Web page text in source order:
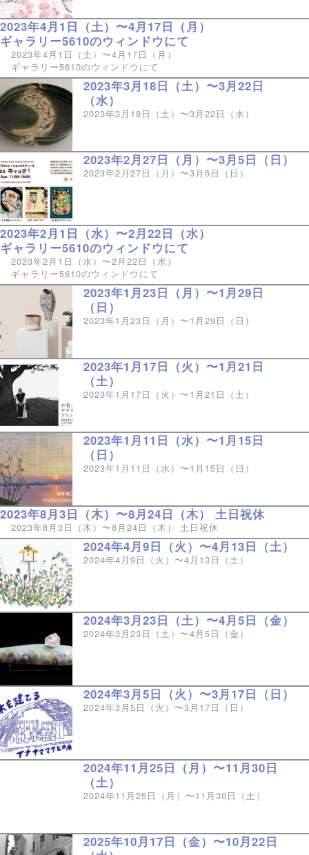
2023年4月1日（土）〜4月17日（月）
ギャラリー5610のウィンドウにて
2023年4月1日（土）〜4月17日（月）
ギャラリー5610のウィンドウにて
2023年3月18日（土）〜3月22日
（水）
2023年3月18日（土）〜3月22日（水）
2023年2月27日（月）〜3月5日（日）
2023年2月27日（月）〜3月5日（日）
2023年2月1日（水）〜2月22日（水）
ギャラリー5610のウィンドウにて
2023年2月1日（水）〜2月22日（水）
ギャラリー5610のウィンドウにて
2023年1月23日（月）〜1月29日
（日）
2023年1月23日（月）〜1月29日（日）
2023年1月17日（火）〜1月21日
（土）
2023年1月17日（火）〜1月21日（土）
2023年1月11日（水）〜1月15日
（日）
2023年1月11日（水）〜1月15日（日）
2023年8月3日（木）〜8月24日（木） 土日祝休
2023年8月3日（木）〜8月24日（木） 土日祝休
2024年4月9日（火）〜4月13日（土）
2024年4月9日（火）〜4月13日（土）
2024年3月23日（土）〜4月5日（金）
2024年3月23日（土）〜4月5日（金）
2024年3月5日（火）〜3月17日（日）
2024年3月5日（火）〜3月17日（日）
2024年11月25日（月）〜11月30日
（土）
2024年11月25日（月）〜11月30日（土）
2025年10月17日（金）〜10月22日